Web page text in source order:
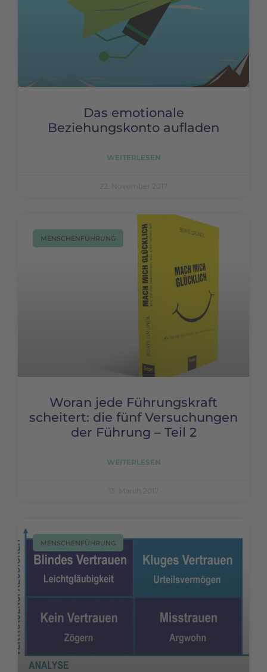
Das emotionale
Beziehungskonto aufladen
WEITERLESEN
22. November 2017
MENSCHENFÜHRUNG
Woran jede Führungskraft
scheitert: die fünf Versuchungen
der Führung – Teil 2
WEITERLESEN
13. March 2017
MENSCHENFÜHRUNG